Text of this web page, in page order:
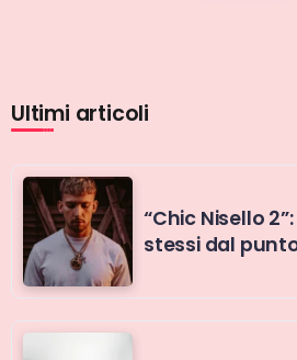
Ultimi articoli
“Chic Nisello
stessi dal